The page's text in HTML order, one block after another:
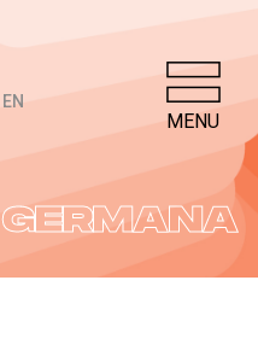
EN
MENU
GERMANA